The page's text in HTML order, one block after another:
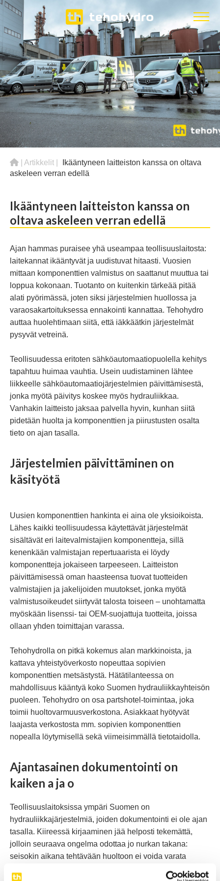
Artikkelit
Ikääntyneen laitteiston kanssa on oltava
askeleen verran edellä
Ikääntyneen laitteiston kanssa on
oltava askeleen verran edellä
Ajan hammas puraisee yhä useampaa teollisuuslaitosta:
laitekannat ikääntyvät ja uudistuvat hitaasti. Vuosien
mittaan komponenttien valmistus on saattanut muuttua tai
loppua kokonaan. Tuotanto on kuitenkin tärkeää pitää
alati pyörimässä, joten siksi järjestelmien huollossa ja
varaosakartoituksessa ennakointi kannattaa. Tehohydro
auttaa huolehtimaan siitä, että iäkkäätkin järjestelmät
pysyvät vetreinä.
Teollisuudessa eritoten sähköautomaatiopuolella kehitys
tapahtuu huimaa vauhtia. Usein uudistaminen lähtee
liikkeelle sähköautomaatiojärjestelmien päivittämisestä,
jonka myötä päivitys koskee myös hydrauliikkaa.
Vanhakin laitteisto jaksaa palvella hyvin, kunhan siitä
pidetään huolta ja komponenttien ja piirustusten osalta
tieto on ajan tasalla.
Järjestelmien päivittäminen on
käsityötä
Uusien komponenttien hankinta ei aina ole yksioikoista.
Lähes kaikki teollisuudessa käytettävät järjestelmät
sisältävät eri laitevalmistajien komponentteja, sillä
kenenkään valmistajan repertuaarista ei löydy
komponentteja jokaiseen tarpeeseen. Laitteiston
päivittämisessä oman haasteensa tuovat tuotteiden
valmistajien ja jakelijoiden muutokset, jonka myötä
valmistusoikeudet siirtyvät talosta toiseen – unohtamatta
myöskään lisenssi- tai OEM-suojattuja tuotteita, joissa
ollaan yhden toimittajan varassa.
Tehohydrolla on pitkä kokemus alan markkinoista, ja
kattava yhteistyöverkosto nopeuttaa sopivien
komponenttien metsästystä. Hätätilanteessa on
mahdollisuus kääntyä koko Suomen hydrauliikkayhteisön
puoleen. Tehohydro on osa partshotel-toimintaa, joka
toimii huoltovarmuusverkostona. Asiakkaat hyötyvät
laajasta verkostosta mm. sopivien komponenttien
nopealla löytymisellä sekä viimeisimmällä tietotaidolla.
Ajantasainen dokumentointi on
kaiken a ja o
Teollisuuslaitoksissa ympäri Suomen on
hydrauliikkajärjestelmiä, joiden dokumentointi ei ole ajan
tasalla. Kiireessä kirjaaminen jää helposti tekemättä,
jolloin seuraava ongelma odottaa jo nurkan takana:
seisokin aikana tehtävään huoltoon ei voida varata